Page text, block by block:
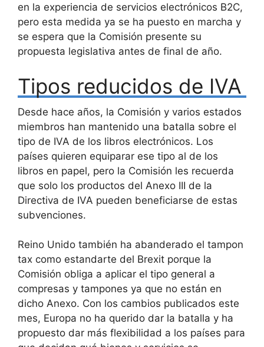
en la experiencia de servicios electrónicos B2C,
pero esta medida ya se ha puesto en marcha y
se espera que la Comisión presente su
propuesta legislativa antes de final de año.
Tipos reducidos de IVA
Desde hace años, la Comisión y varios estados
miembros han mantenido una batalla sobre el
tipo de IVA de los libros electrónicos. Los
países quieren equiparar ese tipo al de los
libros en papel, pero la Comisión les recuerda
que solo los productos del Anexo III de la
Directiva de IVA pueden beneficiarse de estas
subvenciones.
Reino Unido también ha abanderado el tampon
tax como estandarte del Brexit porque la
Comisión obliga a aplicar el tipo general a
compresas y tampones ya que no están en
dicho Anexo. Con los cambios publicados este
mes, Europa no ha querido dar la batalla y ha
propuesto dar más flexibilidad a los países para